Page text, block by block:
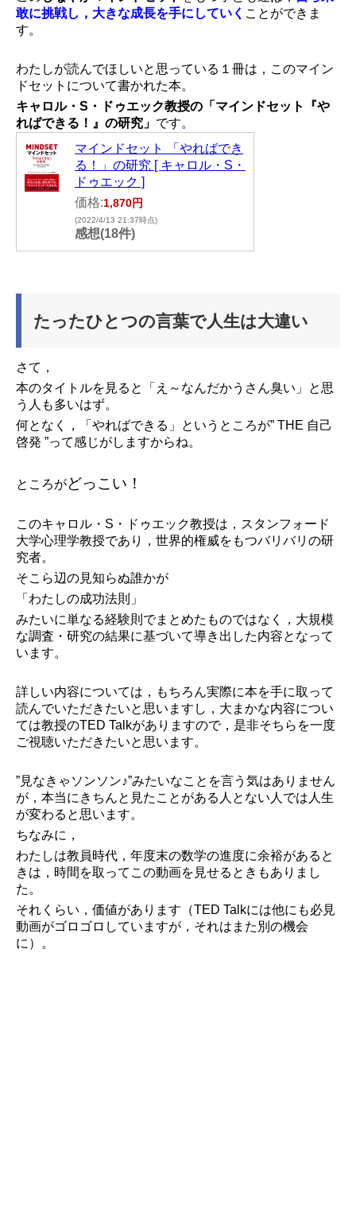
敢に挑戦し，大きな成長を手にしていく ことができま
す。
わたしが読んでほしいと思っている１冊は，このマイン
ドセットについて書かれた本。
キャロル・S・ドゥエック教授の「マインドセット『や
ればできる！』の研究」 です。
マインドセット 「やればでき
る！」の研究 [ キャロル・S・
ドゥエック ]
価格:1,870円
(2022/4/13 21:37時点)
感想(18件)
たったひとつの言葉で人生は大違い
さて，
本のタイトルを見ると「え～なんだかうさん臭い」と思
う人も多いはず。
何となく，「やればできる」というところが” THE 自己
啓発 ”って感じがしますからね。
ところがどっこい！
このキャロル・S・ドゥエック教授は，スタンフォード
大学心理学教授であり，世界的権威をもつバリバリの研
究者。
そこら辺の見知らぬ誰かが
「わたしの成功法則」
みたいに単なる経験則でまとめたものではなく，大規模
な調査・研究の結果に基づいて導き出した内容となって
います。
詳しい内容については，もちろん実際に本を手に取って
読んでいただきたいと思いますし，大まかな内容につい
ては教授のTED Talkがありますので，是非そちらを一度
ご視聴いただきたいと思います。
”見なきゃソンソン♪”みたいなことを言う気はありません
が，本当にきちんと見たことがある人とない人では人生
が変わると思います。
ちなみに，
わたしは教員時代，年度末の数学の進度に余裕があると
きは，時間を取ってこの動画を見せるときもありまし
た。
それくらい，価値があります（TED Talkには他にも必見
動画がゴロゴロしていますが，それはまた別の機会
に）。